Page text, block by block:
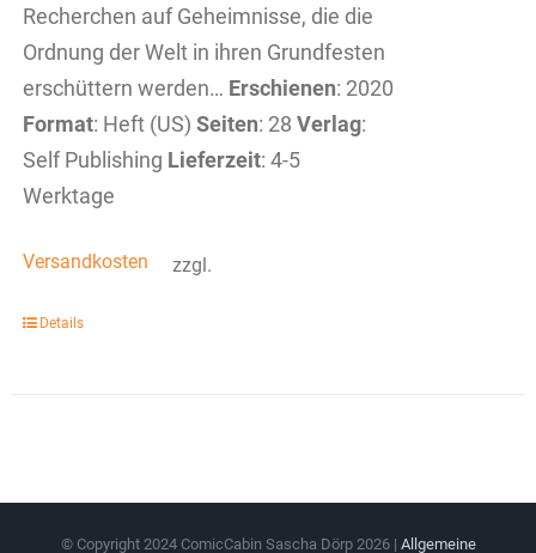
Recherchen auf Geheimnisse, die die
Ordnung der Welt in ihren Grundfesten
erschüttern werden… Erschienen: 2020
Format: Heft (US) Seiten: 28 Verlag:
Self Publishing Lieferzeit: 4-5
Werktage
zzgl.
Versandkosten
Details
© Copyright 2024 ComicCabin Sascha Dörp 2026 | Allgemeine